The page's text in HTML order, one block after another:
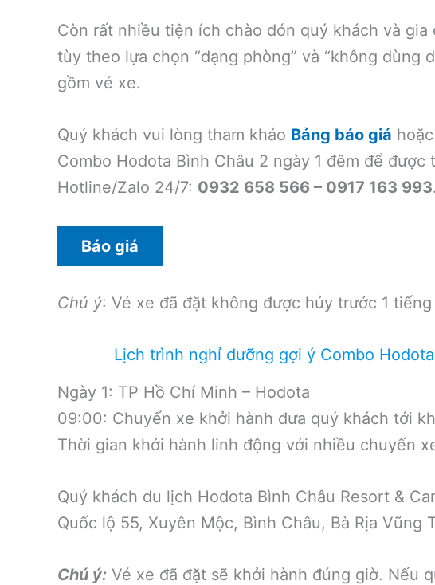
Còn rất nhiều tiện ích chào đón quý khách và
tùy theo lựa chọn “dạng phòng” và “không dùng
gồm vé xe.
Quý khách vui lòng tham khảo Bảng báo giá
Combo Hodota Bình Châu 2 ngày 1 đêm để
Hotline/Zalo 24/7: 0932 658 566 – 0917 163 993.
Báo giá
Chú ý: Vé xe đã đặt không được hủy trước 1
Lịch trình nghỉ dưỡng gợi ý Combo
Ngày 1: TP Hồ Chí Minh – Hodota
09:00: Chuyến xe khởi hành đưa quý khách tới
Thời gian khởi hành linh động với nhiều chuyến
Quý khách du lịch Hodota Bình Châu Resort &
Quốc lộ 55, Xuyên Mộc, Bình Châu, Bà Rịa Vũng
Chú ý: Vé xe đã đặt sẽ khởi hành đúng giờ. Nếu